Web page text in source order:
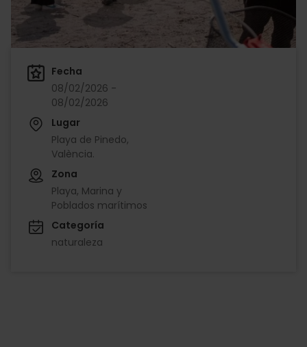
Fecha
08/02/2026 -
08/02/2026
Lugar
Playa de Pinedo,
València.
Zona
Playa, Marina y
Poblados marítimos
Categoría
naturaleza